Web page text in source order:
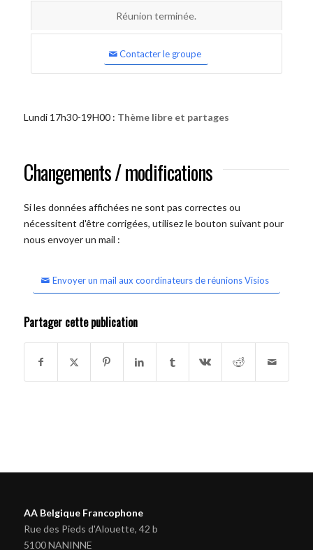
Réunion terminée.
Contacter le groupe
Lundi 17h30-19H00 : Thème libre et partages
Changements / modifications
Si les données affichées ne sont pas correctes ou
nécessitent d'être corrigées, utilisez le bouton suivant pour
nous envoyer un mail :
Envoyer un mail aux coordinateurs de réunions Visios
Partager cette publication
AA Belgique Francophone
Rue des Pieds d'Alouette, 42 b
5100 NANINNE